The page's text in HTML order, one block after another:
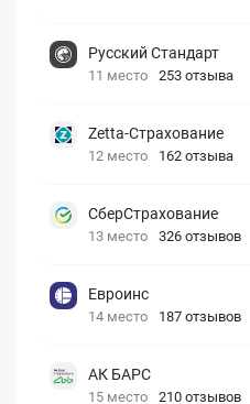
Русский Стандарт
11 место 253 отзыва
Zetta-Страхование
12 место 162 отзыва
СберСтрахование
13 место 326 отзывов
Евроинс
14 место 187 отзывов
АК БАРС
15 место 210 отзывов